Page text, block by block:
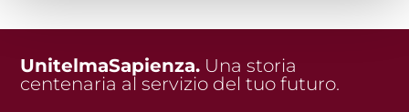
UnitelmaSapienza. Una storia
centenaria al servizio del tuo futuro.